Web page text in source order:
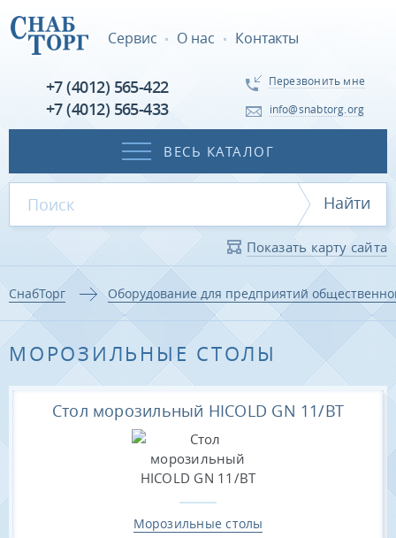
Сервис О нас Контакты
+7 (4012) 565-422
+7 (4012) 565-433
Перезвонить мне
info@snabtorg.org
ВЕСЬ КАТАЛОГ
Найти
Показать карту сайта
СнабТорг Оборудование для предприятий
МОРОЗИЛЬНЫЕ СТОЛЫ
Стол морозильный HICOLD GN 11/BT
Морозильные столы